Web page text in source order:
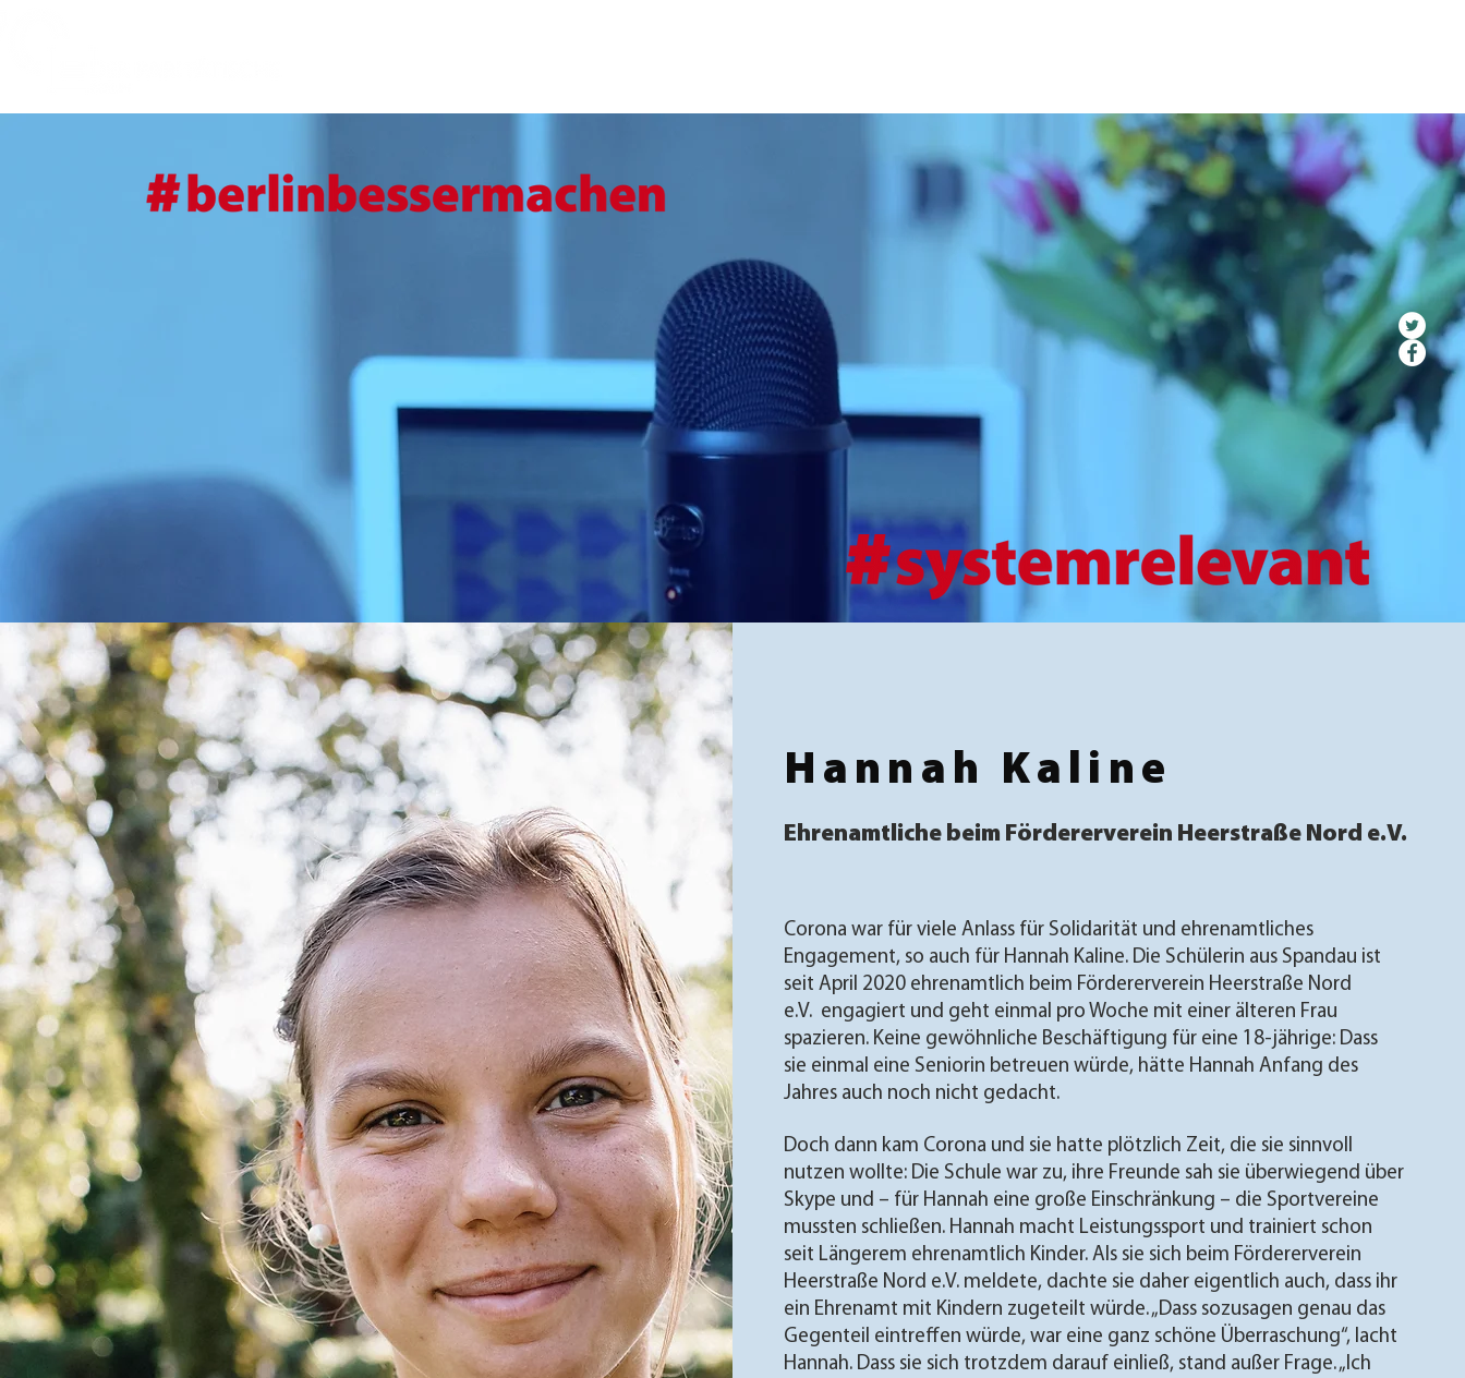
Hannah Kaline
Ehrenamtliche beim Fördererverein Heerstraße Nord e.V.
Corona war für viele Anlass für Solidarität und ehrenamtliches
Engagement, so auch für Hannah Kaline. Die Schülerin aus Spandau ist
seit April 2020 ehrenamtlich beim Fördererverein Heerstraße Nord
e.V. engagiert und geht einmal pro Woche mit einer älteren Frau
spazieren. Keine gewöhnliche Beschäftigung für eine 18-jährige: Dass
sie einmal eine Seniorin betreuen würde, hätte Hannah Anfang des
Jahres auch noch nicht gedacht.
Doch dann kam Corona und sie hatte plötzlich Zeit, die sie sinnvoll
nutzen wollte: Die Schule war zu, ihre Freunde sah sie überwiegend über
Skype und – für Hannah eine große Einschränkung – die Sportvereine
mussten schließen. Hannah macht Leistungssport und trainiert schon
seit Längerem ehrenamtlich Kinder. Als sie sich beim Fördererverein
Heerstraße Nord e.V. meldete, dachte sie daher eigentlich auch, dass ihr
ein Ehrenamt mit Kindern zugeteilt würde. „Dass sozusagen genau das
Gegenteil eintreffen würde, war eine ganz schöne Überraschung“, lacht
Hannah. Dass sie sich trotzdem darauf einließ, stand außer Frage. „Ich